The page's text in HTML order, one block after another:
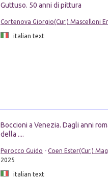
Guttuso. 50 anni di pittura
Cortenova Giorgio(Cur.) Mascelloni
italian text
Boccioni a Venezia. Dagli anni
della ....
Perocco Guido - Coen Ester(Cur.)
2025
italian text